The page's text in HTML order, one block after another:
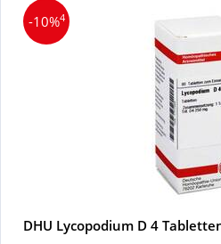
-10%4
DHU Lycopodium D 4